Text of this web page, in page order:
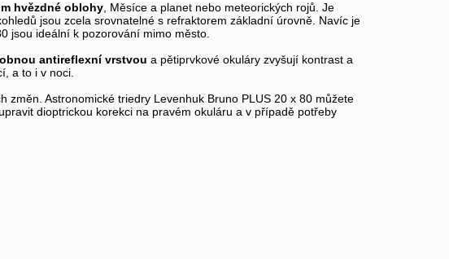
hvězdné oblohy , Měsíce a planet nebo meteorických rojů. Je
jsou zcela srovnatelné s refraktorem základní úrovně. Navíc je
jsou ideální k pozorování mimo město.
antireflexní vrstvou a pětiprvkové okuláry zvyšují kontrast a
a to i v noci.
Astronomické triedry Levenhuk Bruno PLUS 20 x 80 můžete
dioptrickou korekci na pravém okuláru a v případě potřeby